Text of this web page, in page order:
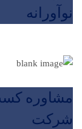
نوآورانه
مشاوره
شرکت